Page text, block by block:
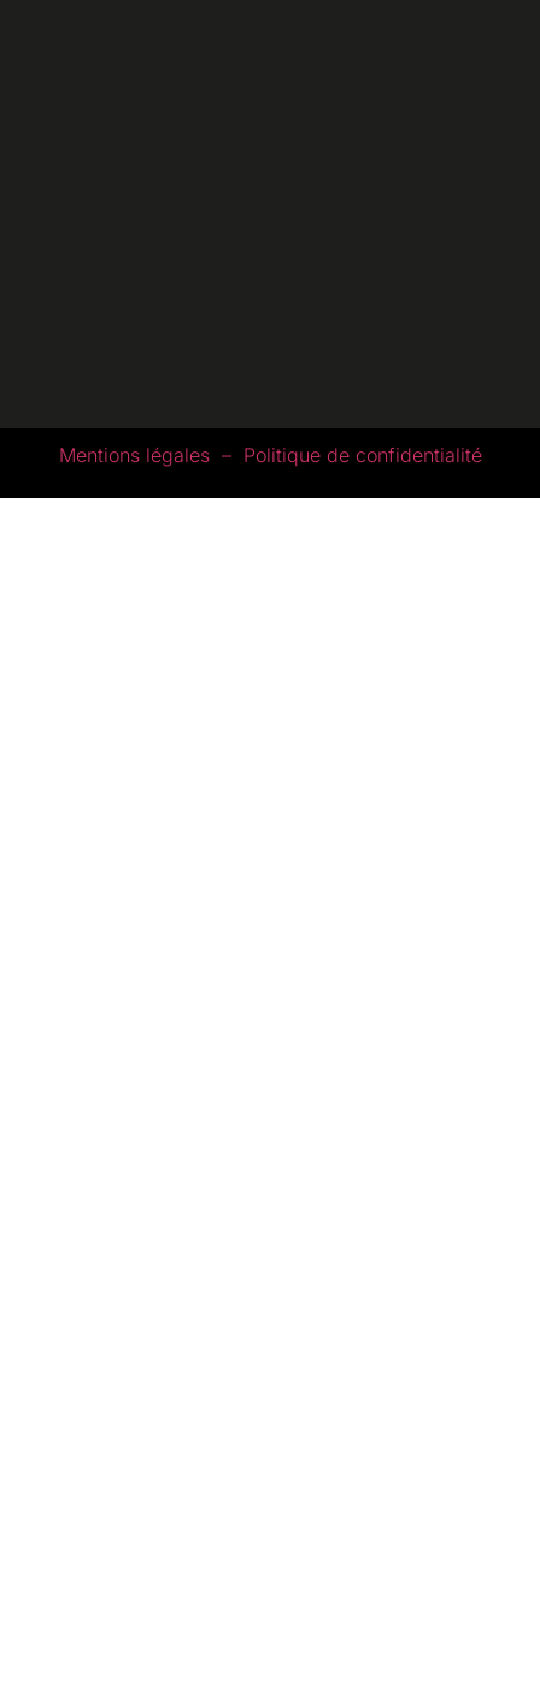
Mentions légales – Politique de confidentialité